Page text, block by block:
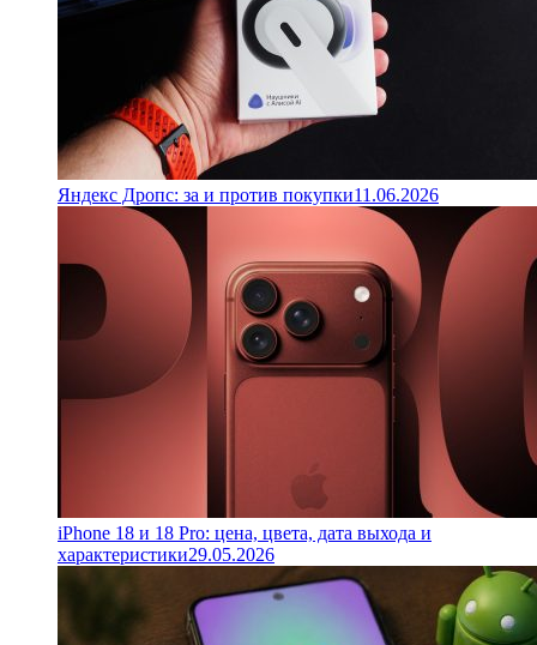
Яндекс Дропс: за и против покупки11.06.2026
iPhone 18 и 18 Pro: цена, цвета, дата выхода и
характеристики29.05.2026